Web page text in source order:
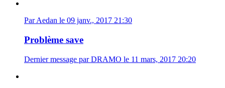
Par Aedan le 09 janv., 2017 21:30
Problème save
Dernier message par DRAMO le 11 mars, 2017 20:20